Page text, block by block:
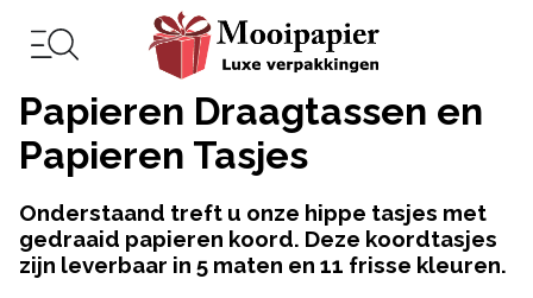
Papieren Draagtassen en
Papieren Tasjes
Onderstaand treft u onze hippe tasjes met
gedraaid papieren koord. Deze koordtasjes
zijn leverbaar in 5 maten en 11 frisse kleuren.